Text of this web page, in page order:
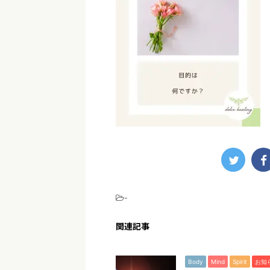
-
関連記事
Body Mind Spirit お知